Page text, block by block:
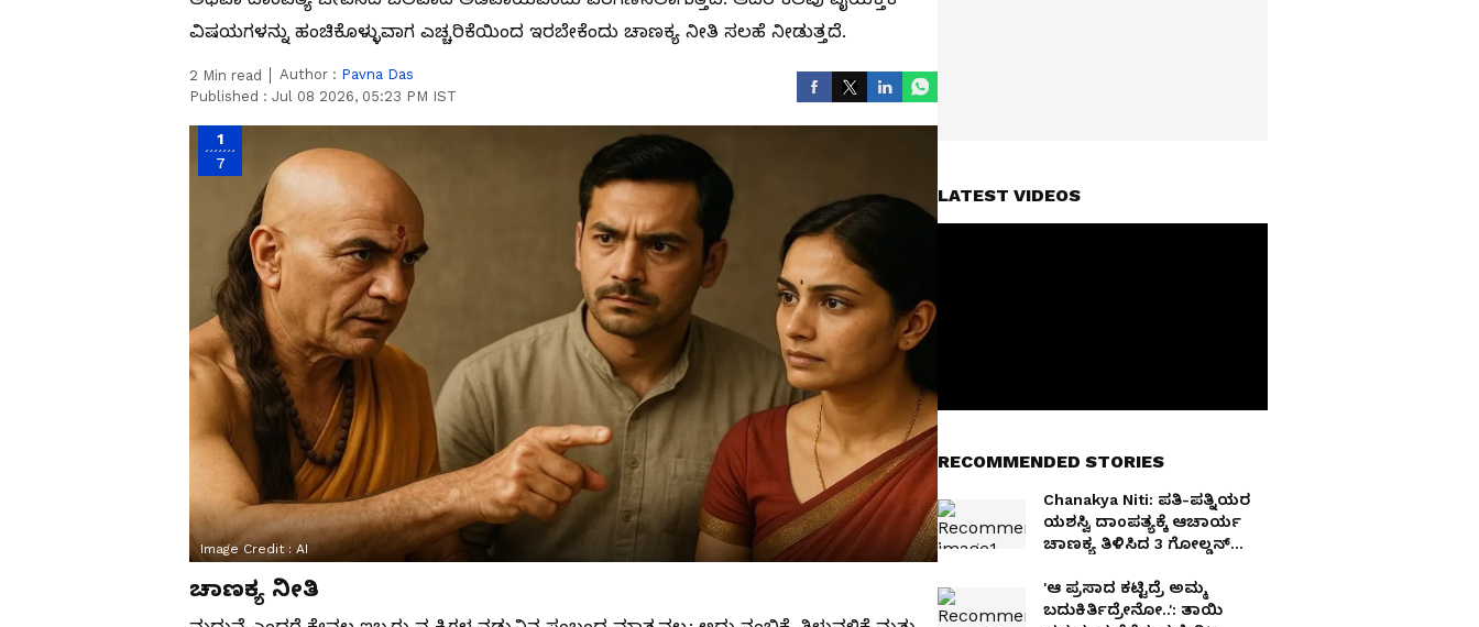
ವಿಷಯಗಳನ್ನು ಹಂಚಿಕೊಳ್ಳುವಾಗ ಎಚ್ಚರಿಕೆಯಿಂದ ಇರಬೇಕೆಂದು ಚಾಣಕ್ಯ ನೀತಿ ಸಲಹೆ ನೀಡುತ್ತದೆ.
2 Min read Author : Pavna Das
Published : Jul 08 2026, 05:23 PM IST
1
7
Image Credit :AI
ಚಾಣಕ್ಯ ನೀತಿ
LATEST VIDEOS
RECOMMENDED STORIES
Chanakya Niti: ಪತಿ-ಪತ್ನಿಯರ
ಯಶಸ್ವಿ ದಾಂಪತ್ಯಕ್ಕೆ ಆಚಾರ್ಯ
ಚಾಣಕ್ಯ ತಿಳಿಸಿದ 3 ಗೋಲ್ಡನ್
'ಆ ಪ್ರಸಾದ ಕಟ್ಟಿದ್ರೆ ಅಮ್ಮ
ಬದುಕಿರ್ತಿದ್ರೇನೋ..': ತಾಯಿ